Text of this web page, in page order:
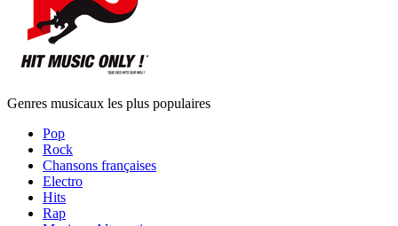
Genres musicaux les plus populaires
Pop
Rock
Chansons françaises
Electro
Hits
Rap